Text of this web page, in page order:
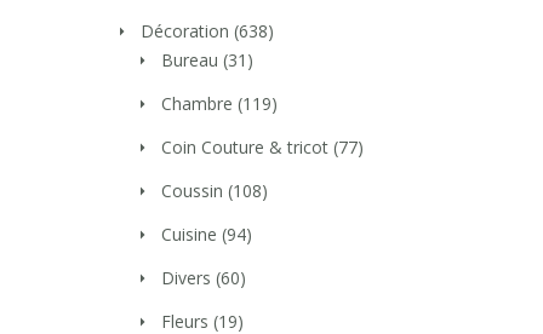
Décoration (638)
Bureau (31)
Chambre (119)
Coin Couture & tricot (77)
Coussin (108)
Cuisine (94)
Divers (60)
Fleurs (19)